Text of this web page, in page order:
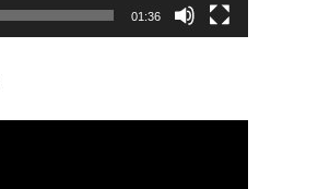
01:36